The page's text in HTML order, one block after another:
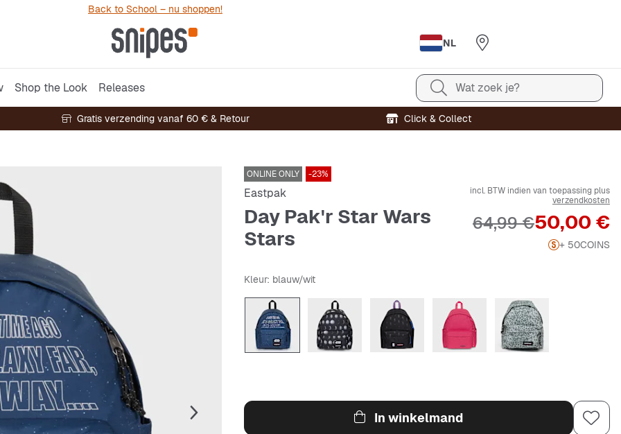
Back to School – nu shoppen!
NL
Shop the Look Releases Wat zoek je?
Gratis verzending vanaf 60 € & Retour Click & Collect
ONLINE ONLY -23%
Eastpak
Day Pak'r Star Wars
Stars
incl. BTW indien van toepassing plus
verzendkosten
Prijs
50,00 €
Originele Prijs
64,99 €
+ 50COINS
Kleur: blauw/wit
In winkelmand